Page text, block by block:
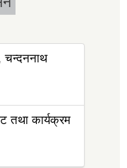
चन्दननाथ
तथा कार्यक्रम